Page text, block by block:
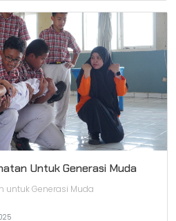
Untuk Generasi Muda
untuk Generasi Muda